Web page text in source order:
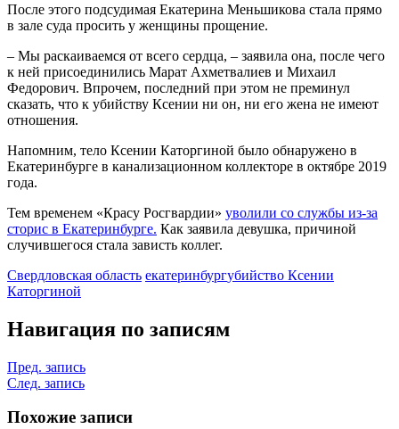
После этого подсудимая Екатерина Меньшикова стала прямо
в зале суда просить у женщины прощение.
– Мы раскаиваемся от всего сердца, – заявила она, после чего
к ней присоединились Марат Ахметвалиев и Михаил
Федорович. Впрочем, последний при этом не преминул
сказать, что к убийству Ксении ни он, ни его жена не имеют
отношения.
Напомним, тело Ксении Каторгиной было обнаружено в
Екатеринбурге в канализационном коллекторе в октябре 2019
года.
Тем временем «Красу Росгвардии» уволили со службы из-за
сторис в Екатеринбурге. Как заявила девушка, причиной
случившегося стала зависть коллег.
Свердловская область екатеринбургубийство Ксении
Каторгиной
Навигация по записям
Пред. запись
След. запись
Похожие записи